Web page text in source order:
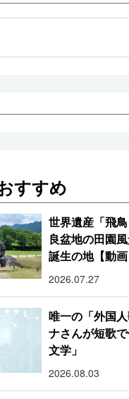
すすめ
世界遺産「飛
良盆地の田園
誕生の地【動画
2026.07.27
唯一の「外国
ナさんが短歌
文学」
2026.08.03